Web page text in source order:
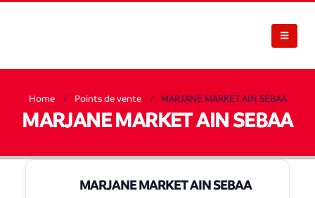
Home Points de vente MARJANE MARKET AIN SEBAA
MARJANE MARKET AIN SEBAA
MARJANE MARKET AIN SEBAA